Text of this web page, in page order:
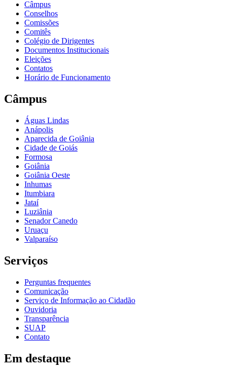
Câmpus
Conselhos
Comissões
Comitês
Colégio de Dirigentes
Documentos Institucionais
Eleições
Contatos
Horário de Funcionamento
Câmpus
Águas Lindas
Anápolis
Aparecida de Goiânia
Cidade de Goiás
Formosa
Goiânia
Goiânia Oeste
Inhumas
Itumbiara
Jataí
Luziânia
Senador Canedo
Uruaçu
Valparaíso
Serviços
Perguntas frequentes
Comunicação
Serviço de Informação ao Cidadão
Ouvidoria
Transparência
SUAP
Contato
Em destaque